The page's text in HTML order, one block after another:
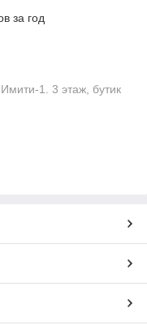
за год
1. 3 этаж, бутик